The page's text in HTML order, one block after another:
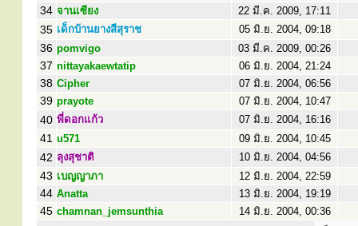
34 จานเซียง 22 มี.ค. 2009, 17:11
35 เด็กบ้านยางสีสุราช 05 มิ.ย. 2004, 09:18
36 pomvigo 03 มี.ค. 2009, 00:26
37 nittayakaewtatip 06 มิ.ย. 2004, 21:24
38 Cipher 07 มิ.ย. 2004, 06:56
39 prayote 07 มิ.ย. 2004, 10:47
40 พี่ดอกแก้ว 07 มิ.ย. 2004, 16:16
41 u571 09 มิ.ย. 2004, 10:45
42 ลุงสุชาติ 10 มิ.ย. 2004, 04:56
43 เบญญาภา 12 มิ.ย. 2004, 22:59
44 Anatta 13 มิ.ย. 2004, 19:19
45 chamnan_jemsunthia
14 มิ.ย. 2004, 00:36